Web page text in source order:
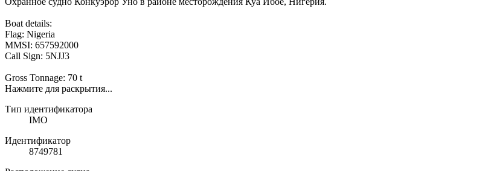
Boat details:
Flag: Nigeria
MMSI: 657592000
Call Sign: 5NJJ3
Gross Tonnage: 70 t
Нажмите для раскрытия...
Тип идентификатора
IMO
Идентификатор
8749781